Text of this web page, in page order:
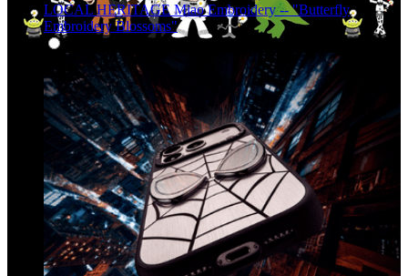
LOCAL HERITAGE Miao Embroidery -- "Butterfly
Embroidery Blossoms"